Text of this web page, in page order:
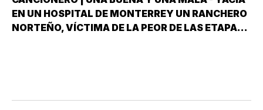
EN UN HOSPITAL DE MONTERREY UN RANCHERO
NORTEÑO, VÍCTIMA DE LA PEOR DE LAS ETAPAS